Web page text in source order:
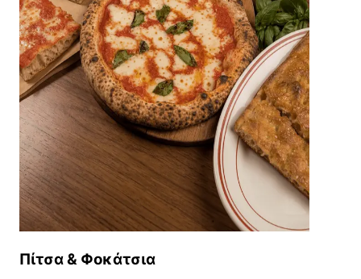
Πίτσα & Φοκάτσια